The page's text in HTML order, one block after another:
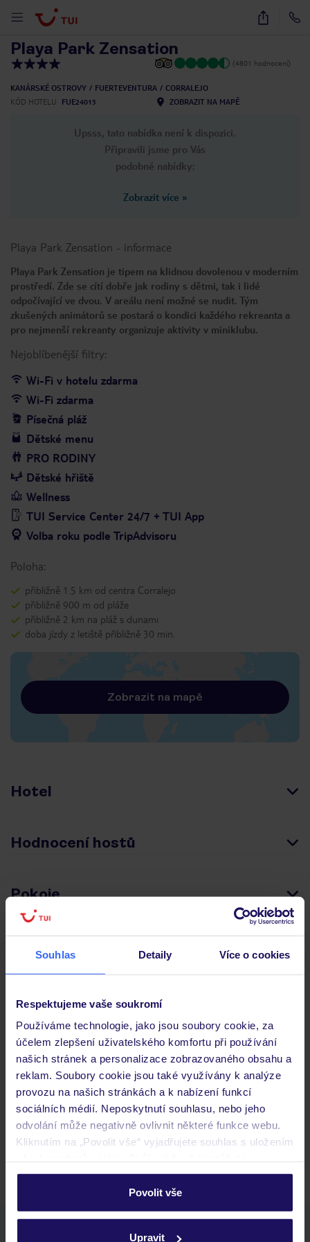
Souhlas Detaily Více o cookies
Respektujeme vaše soukromí
Používáme technologie, jako jsou soubory cookie, za
účelem zlepšení uživatelského komfortu při používání
našich stránek a personalizace zobrazovaného obsahu a
reklam. Soubory cookie jsou také využívány k analýze
provozu na našich stránkách a k nabízení funkcí
sociálních médií. Neposkytnutí souhlasu, nebo jeho
odvolání může negativně ovlivnit některé funkce webu.
Kliknutím na „Povolit vše“ vyjadřujete souhlas s uložením
personalizovat v sekci „Personalizace“.
Podrobné informace o souborech cookie naleznete v
Povolit vše
Upravit
49
Playa Park Zensation
(4801 hodnocení)
KANÁRSKÉ OSTROVY FUERTEVENTURA
CORRALEJO
KÓD HOTELU
FUE24015 ZOBRAZIT NA MAPĚ
Upsss, tato nabídka není k dispozici.
Připravili jsme pro Vás
podobné nabídky:
Zobrazit více »
Playa Park Zensation - informace
Playa Park Zensation je tipem na klidnou dovolenou v moderním
prostředí. Zde se cítí dobře jak rodiny s dětmi, tak i lidé
odpočívající ve dvou. V areálu není možné se nudit. Tým
zkušených animátorů se postará o kondici každého rekreanta a
pro nejmenší rekreanty organizuje aktivity v miniklubu.
Nejoblíbenější filtry:
Wi-Fi v hotelu zdarma
Wi-Fi zdarma
Písečná pláž
Dětské menu
PRO RODINY
Dětské hřiště
Wellness
TUI Service Center 24/7 + TUI App
Volba roku podle TripAdvisoru
Poloha:
přibližně 1.5 km od centra Corralejo
přibližně 900 m od pláže
přibližně 2 km na pláž s dunami
doba jízdy z letiště přibližně 30 min.
Zobrazit na mapě
Hotel
Hodnocení hostů
Pokoje
Důležité informace
Často kladené otázky
Jaké doklady jsou potřebné při cestování?
Budeme ubytováni ihned po příjezdu do hotelu?
Kam jít po přistání a vyzvednutí zavazadel?
Zobrazit další